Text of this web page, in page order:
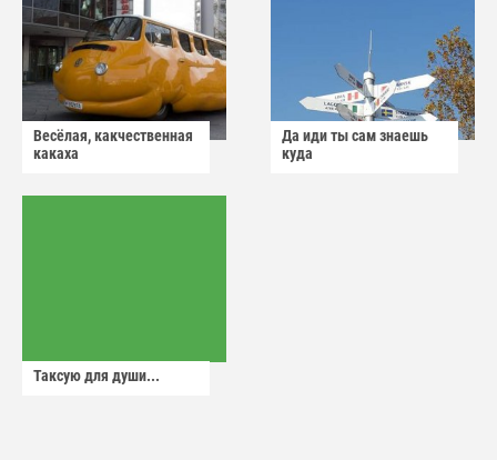
Весёлая, какчественная
какаха
Да иди ты сам знаешь
куда
Таксую для души...